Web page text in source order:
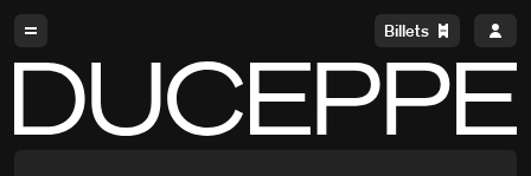
Billets